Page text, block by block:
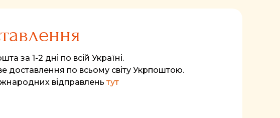
за 1-2 дні по всій Україні.
доставлення по всьому світу Укрпоштою.
відправленьтут